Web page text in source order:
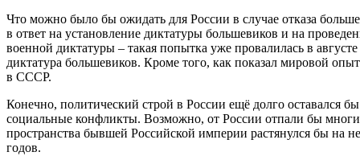
Что можно было бы ожидать для России в случае отказа
в ответ на установление диктатуры большевиков и на
военной диктатуры – такая попытка уже провалилась в
диктатура большевиков. Кроме того, как показал мировой
в СССР.
Конечно, политический строй в России ещё долго оставался
социальные конфликты. Возможно, от России отпали бы
пространства бывшей Российской империи растянулся бы на
годов.